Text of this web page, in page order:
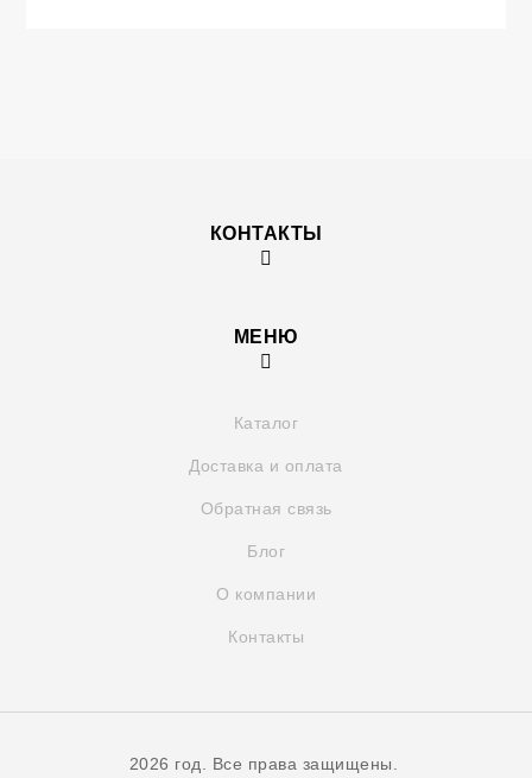
КОНТАКТЫ
МЕНЮ
Каталог
Доставка и оплата
Обратная связь
Блог
О компании
Контакты
2026 год. Все права защищены.